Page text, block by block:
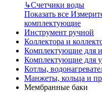
↳Счетчики воды
Показать все
комплектующие
Инструмент ручной
Коллектора и
Комплектующие для
Комплектующие для
Котлы,
Манжеты, кольца и
Мембранные баки